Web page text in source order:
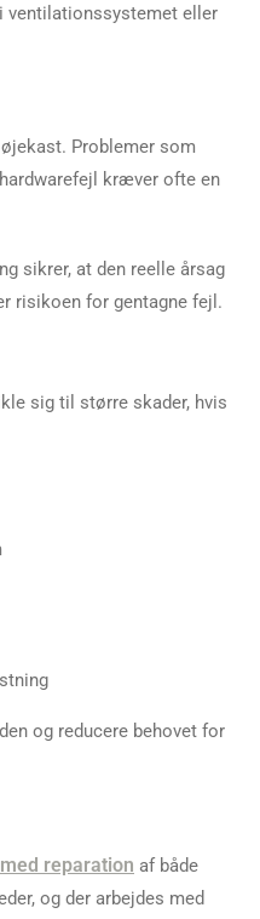
ventilationssystemet eller
Problemer som
kræver ofte en
sikrer, at den reelle årsag
risikoen for gentagne fejl.
sig til større skader, hvis
og reducere behovet for
reparation af både
og der arbejdes med